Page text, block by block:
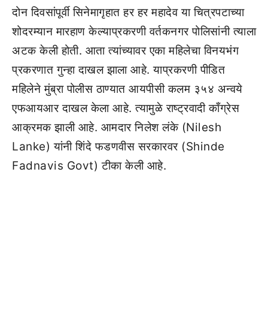
दोन दिवसांपूर्वी सिनेमागृहात हर हर महादेव या चित्रपटाच्या
शोदरम्यान मारहाण केल्याप्रकरणी वर्तकनगर पोलिसांनी त्याला
अटक केली होती. आता त्यांच्यावर एका महिलेचा विनयभंग
प्रकरणात गुन्हा दाखल झाला आहे. याप्रकरणी पीडित
महिलेने मुंब्रा पोलीस ठाण्यात आयपीसी कलम ३५४ अन्वये
एफआयआर दाखल केला आहे. त्यामुळे राष्ट्रवादी काँग्रेस
आक्रमक झाली आहे. आमदार निलेश लंके (Nilesh
Lanke) यांनी शिंदे फडणवीस सरकारवर (Shinde
Fadnavis Govt) टीका केली आहे.